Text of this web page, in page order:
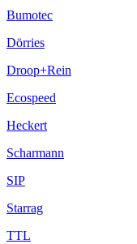
Bumotec
Dörries
Droop+Rein
Ecospeed
Heckert
Scharmann
SIP
Starrag
TTL